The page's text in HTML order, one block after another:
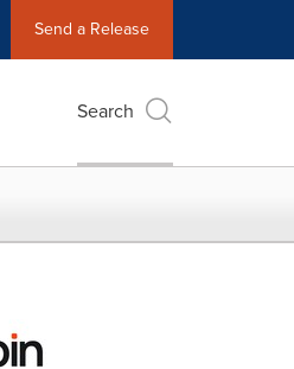
Send a Release
Search